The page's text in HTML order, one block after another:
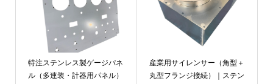
特注ステンレス製ゲージパネ
ル（多連装・計器用パネル）
産業用サイレンサー（角型＋
丸型フランジ接続）｜ステン